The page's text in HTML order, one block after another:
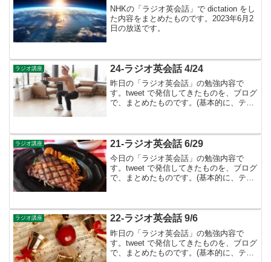
NHKの「ラジオ英会話」で dictation をし
た内容をまとめたものです。2023年6月2
日の放送です。
ラジオ講座 24-ラジオ英会話 4/24
昨日の「ラジオ英会話」の勉強内容で
す。tweet で発信してきたものを、ブログ
で、まとめたものです。(基本的に、テキ
今年度は「ラジオ英会話」のテーマは英
文法のマスターで...
ラジオ講座 21-ラジオ英会話 6/29
今日の「ラジオ英会話」の勉強内容で
す。tweet で発信してきたものを、ブログ
で、まとめたものです。(基本的に、テキ
▶︎英語は「配置の言葉」- 語順は「基本
文...
ラジオ講座 22-ラジオ英会話 9/6
昨日の「ラジオ英会話」の勉強内容で
す。tweet で発信してきたものを、ブログ
で、まとめたものです。(基本的に、テキ